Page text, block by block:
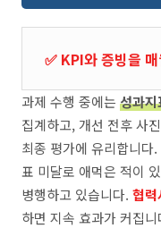
✅ KPI와 증빙을
과제 수행 중에는 성과지
집계하고, 개선 전후 사
최종 평가에 유리합니다
표 미달로 애먹은 적이
병행하고 있습니다. 협력
하면 지속 효과가 커집니